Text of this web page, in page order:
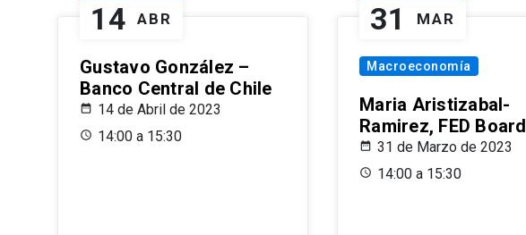
14 ABR
Gustavo González –
Banco Central de Chile
14 de Abril de 2023
14:00 a 15:30
31 MAR
Macroeconomía
Maria Aristizabal-
Ramirez, FED Board
31 de Marzo de 2023
14:00 a 15:30